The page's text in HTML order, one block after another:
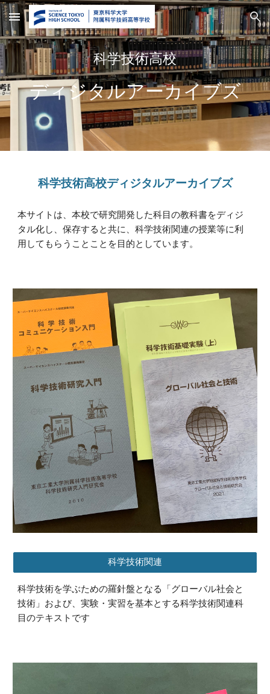
Skip to main content Skip to navigation
科学技術高校
ディジタルアーカイブズ
科学技術高校ディジタルアーカイブズ
本サイトは、本校で研究開発した科目の教科書をディジ
タル化し、保存すると共に、科学技術関連の授業等に利
用してもらうことことを目的としています。
科学技術関連
科学技術を学ぶための羅針盤となる「グローバル社会と
技術」および、実験・実習を基本とする科学技術関連科
目のテキストです